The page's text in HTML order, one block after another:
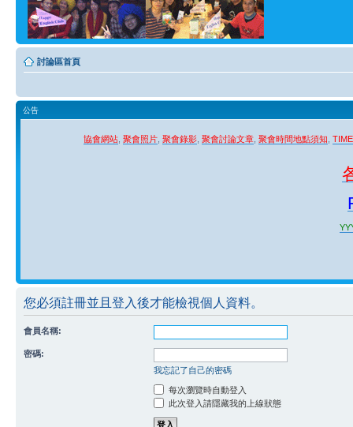
討論區首頁
公告
協會網站 聚會照片 聚會錄影 聚會討論文章 聚會時間地點須知
您必須註冊並且登入後才能檢視個人資料。
會員名稱:
密碼:
我忘記了自己的密碼
每次瀏覽時自動登入
此次登入請隱藏我的上線狀態